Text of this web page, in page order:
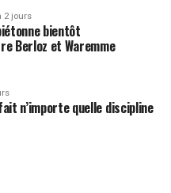
2 jours
bientôt
Berloz et Waremme
n’importe quelle discipline